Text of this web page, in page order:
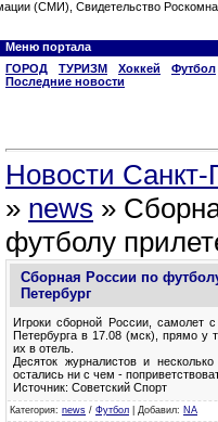
(СМИ), Свидетельство
Меню портала
ГОРОД
ТУРИЗМ Хоккей
Футбол
Последние новости
Новости Санкт-
» news »
футболу
Сборная России по
Петербург
Игроки сборной России, самолет
Петербурга в 17.08 (мск), прямо у
их в отель.
Десяток журналистов и
остались ни с чем -
Источник: Советский Спорт
Категория: news / Футбол Добавил: NA